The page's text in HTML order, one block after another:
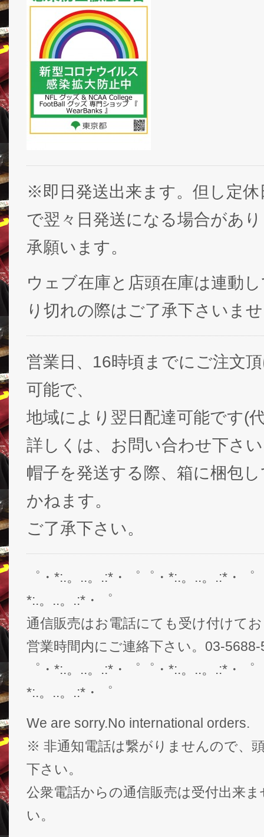
※即日発送出来ます。但し定休
で翌々日発送になる場合があ
承願います。
ウェブ在庫と店頭在庫は連動
り切れの際はご了承下さいま
営業日、16時頃までにご注文
可能で、
地域により翌日配達可能です(
詳しくは、お問い合わせ下さ
帽子を発送する際、箱に梱包
かねます。
ご了承下さい。
゜・*:.。..。.:*・゜゜・*:.。..。.:*・
*:.。..。.:*・゜
通信販売はお電話にても受け付けて
営業時間内にご連絡下さい。03-5688-
゜・*:.。..。.:*・゜゜・*:.。..。.:*・
*:.。..。.:*・゜
We are sorry.No international orders.
※ 非通知電話は繋がりませんので、
下さい。
公衆電話からの通信販売は受付出来
い。